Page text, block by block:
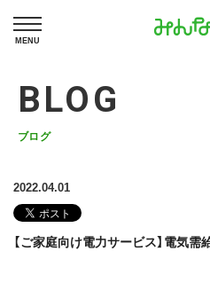
MENU
BLOG
ブログ
2022.04.01
【ご家庭向け電力サービス】電気